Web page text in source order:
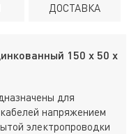
ДОСТАВКА
150 х 50 х
для
напряжением
электропроводки